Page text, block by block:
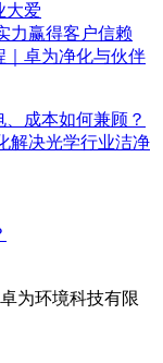
大爱
力赢得客户信赖
｜卓为净化与伙伴
成本如何兼顾？
解决光学行业洁净
卓为环境科技有限